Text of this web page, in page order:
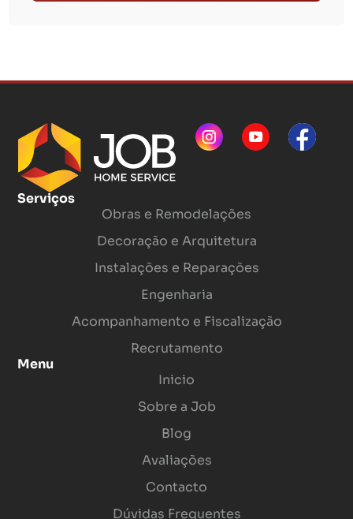
Serviços
Obras e Remodelações
Decoração e Arquitetura
Instalações e Reparações
Engenharia
Acompanhamento e Fiscalização
Recrutamento
Menu
Inicio
Sobre a Job
Blog
Avaliações
Contacto
Dúvidas Frequentes